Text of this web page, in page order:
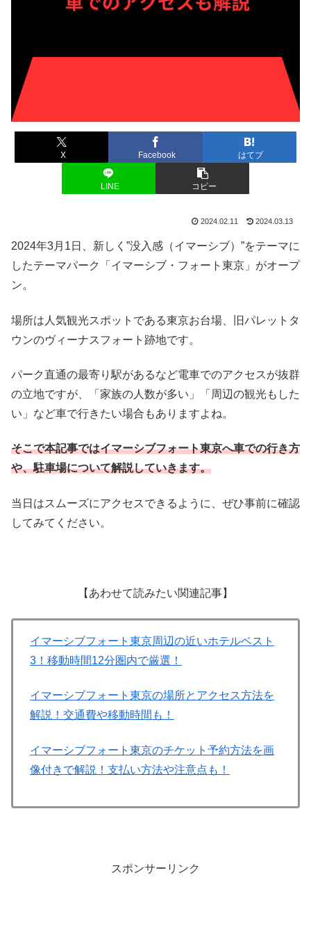
X Facebook はてブ
LINE コピー
2024.02.11 2024.03.13
2024年3月1日、新しく”没入感（イマーシブ）”をテーマに
したテーマパーク「イマーシブ・フォート東京」がオープ
ン。
場所は人気観光スポットである東京お台場、旧パレットタ
ウンのヴィーナスフォート跡地です。
パーク直通の最寄り駅があるなど電車でのアクセスが抜群
の立地ですが、「家族の人数が多い」「周辺の観光もした
い」など車で行きたい場合もありますよね。
そこで本記事ではイマーシブフォート東京へ車での行き方
や、駐車場について解説していきます。
当日はスムーズにアクセスできるように、ぜひ事前に確認
してみてください。
【あわせて読みたい関連記事】
イマーシブフォート東京周辺の近いホテルベスト
3！移動時間12分圏内で厳選！
イマーシブフォート東京の場所とアクセス方法を
解説！交通費や移動時間も！
イマーシブフォート東京のチケット予約方法を画
像付きで解説！支払い方法や注意点も！
スポンサーリンク